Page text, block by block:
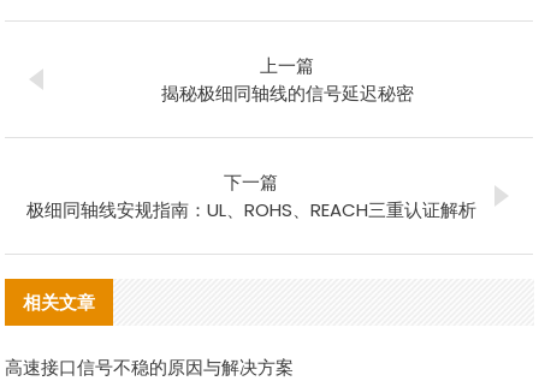
上一篇
揭秘极细同轴线的信号延迟秘密
下一篇
极细同轴线安规指南：UL、ROHS、REACH三重认证解析
相关文章
高速接口信号不稳的原因与解决方案